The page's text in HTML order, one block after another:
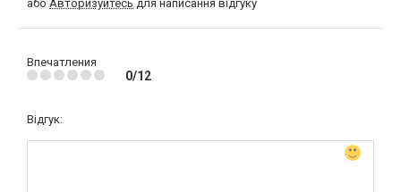
або Авторизуйтесь для написання відгуку
Впечатления
0/12
Відгук: